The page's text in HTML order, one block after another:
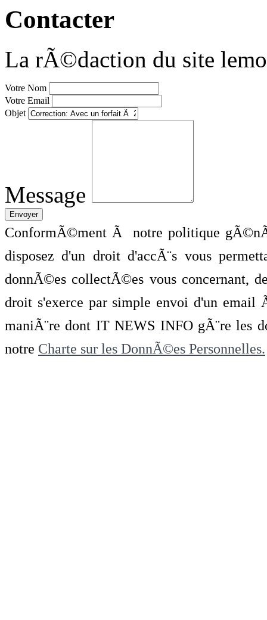
Contacter
La rÃ©daction du site
Votre Nom
Votre Email
Objet
Message
ConformÃ©ment Ã notre politique
disposez d'un droit d'accÃ¨s vous
donnÃ©es collectÃ©es vous concernant,
droit s'exerce par simple envoi d'un
maniÃ¨re dont IT NEWS INFO gÃ¨re les
notre Charte sur les DonnÃ©es Personnelles.